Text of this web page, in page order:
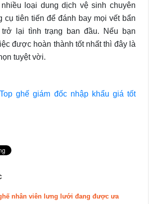
loại dung dịch vệ sinh chuyên
cụ tiên tiến để đánh bay mọi vết bẩn
lại tình trạng ban đầu. Nếu bạn
được hoàn thành tốt nhất thì đây là
tuyệt vời.
Top ghế giám đốc nhập khẩu giá tốt
nhân viên lưng lưới đang được ưa